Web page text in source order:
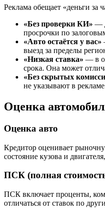
Реклама обещает «деньги за
«Без проверки КИ» —
просрочки по
«Авто остаётся у вас»
выезд за пределы
«Низкая ставка» — в
срока. Она может
«Без скрытых
не указывают в
Оценка
Оценка авто
Кредитор оценивает
состояние кузова и
ПСК (полная
ПСК включает проценты,
отличаться от ставок по